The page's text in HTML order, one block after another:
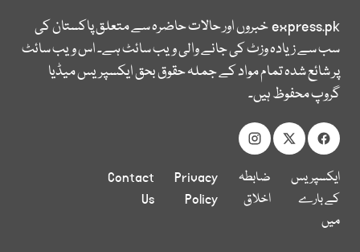
express.pkخبروں اور حالات حاضرہ سے متعلق پاکستان کی
سب سے زیادہ وزٹ کی جانے والی ویب سائٹ ہے۔ اس ویب سائٹ
پر شائع شدہ تمام مواد کے جملہ حقوق بحق ایکسپریس میڈیا
گروپ محفوظ ہیں۔
ایکسپریس
کے بارے
میں
ضابطہ
اخلاق
Privacy
Policy
Contact
Us